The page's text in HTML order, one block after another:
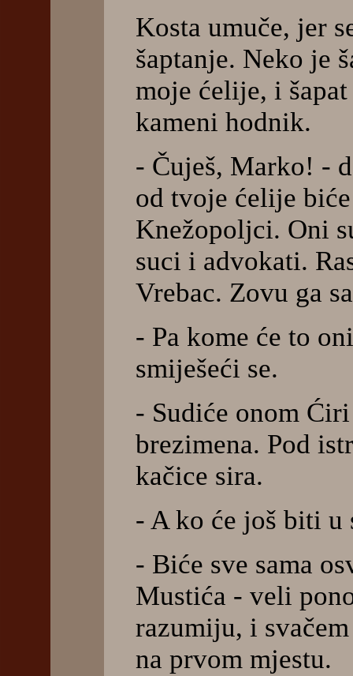
Kosta umuče, jer
šaptanje. Neko je
moje ćelije, i
kameni hodnik.
- Čuješ, Marko! -
od tvoje ćelije
Knežopoljci. Oni
suci i advokati.
Vrebac. Zovu ga
- Pa kome će to
smiješeći se.
- Sudiće onom
brezimena. Pod
kačice sira.
- A ko će još biti u
- Biće sve sama
Mustića - veli
razumiju, i
na prvom mjestu.